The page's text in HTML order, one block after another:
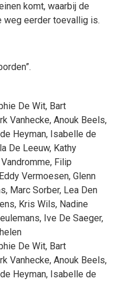
komt, waarbij de
weg eerder toevallig is.
De Wit, Bart
Vanhecke, Anouk Beels,
Heyman, Isabelle de
De Leeuw, Kathy
, Filip
Eddy Vermoesen, Glenn
, Marc Sorber, Lea Den
, Kris Wils, Nadine
, Ive De Saeger,
De Wit, Bart
Vanhecke, Anouk Beels,
Heyman, Isabelle de